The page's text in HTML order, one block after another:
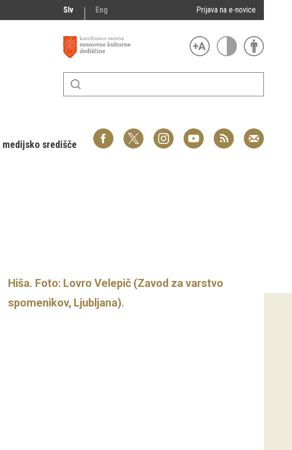
Slv Eng Prijava na e-novice
medijsko središče
Hiša. Foto: Lovro Velepič (Zavod za varstvo
spomenikov, Ljubljana).